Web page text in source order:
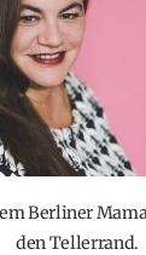
Berliner
den Tellerrand.